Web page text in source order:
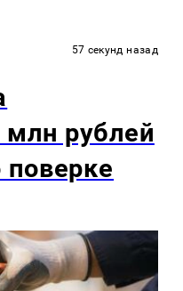
57 секунд назад
рублей
поверке